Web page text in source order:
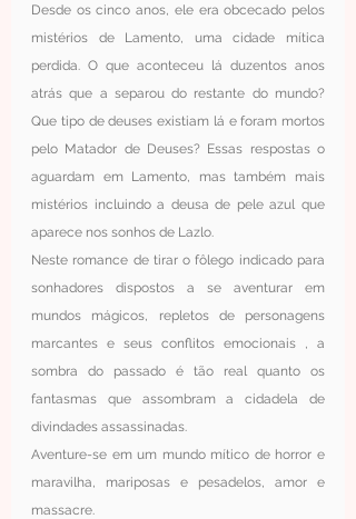
Desde os cinco anos, ele era obcecado pelos
mistérios de Lamento, uma cidade mítica
perdida. O que aconteceu lá duzentos anos
atrás que a separou do restante do mundo?
Que tipo de deuses existiam lá e foram mortos
pelo Matador de Deuses? Essas respostas o
aguardam em Lamento, mas também mais
mistérios incluindo a deusa de pele azul que
aparece nos sonhos de Lazlo.
Neste romance de tirar o fôlego indicado para
sonhadores dispostos a se aventurar em
mundos mágicos, repletos de personagens
marcantes e seus conflitos emocionais , a
sombra do passado é tão real quanto os
fantasmas que assombram a cidadela de
divindades assassinadas.
Aventure-se em um mundo mítico de horror e
maravilha, mariposas e pesadelos, amor e
massacre.